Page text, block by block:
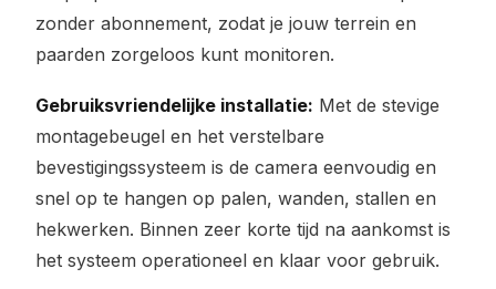
zonder abonnement, zodat je jouw terrein en
paarden zorgeloos kunt monitoren.
Gebruiksvriendelijke installatie: Met de stevige
montagebeugel en het verstelbare
bevestigingssysteem is de camera eenvoudig en
snel op te hangen op palen, wanden, stallen en
hekwerken. Binnen zeer korte tijd na aankomst is
het systeem operationeel en klaar voor gebruik.